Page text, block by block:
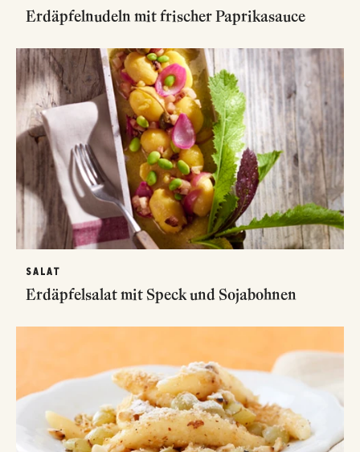
Erdäpfelnudeln mit frischer Paprikasauce
SALAT
Erdäpfelsalat mit Speck und Sojabohnen